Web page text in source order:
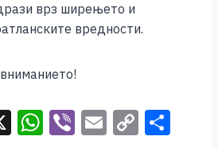
врз ширењето и
вредности.
X W Vi E C